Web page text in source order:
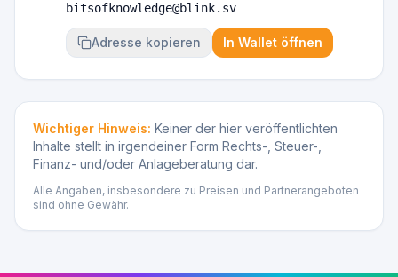
bitsofknowledge@blink.sv
Adresse kopieren In Wallet öffnen
Wichtiger Hinweis: Keiner der hier veröffentlichten
Inhalte stellt in irgendeiner Form Rechts-, Steuer-,
Finanz- und/oder Anlageberatung dar.
Alle Angaben, insbesondere zu Preisen und Partnerangeboten
sind ohne Gewähr.